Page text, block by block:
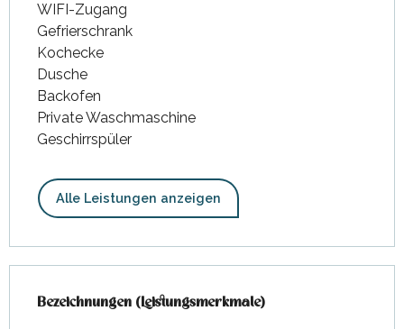
WIFI-Zugang
Gefrierschrank
Kochecke
Dusche
Backofen
Private Waschmaschine
Geschirrspüler
Alle Leistungen anzeigen
Bezeichnungen (Leistungsmerkmale)
Bezeichnungen (Leistungsmerkmale)